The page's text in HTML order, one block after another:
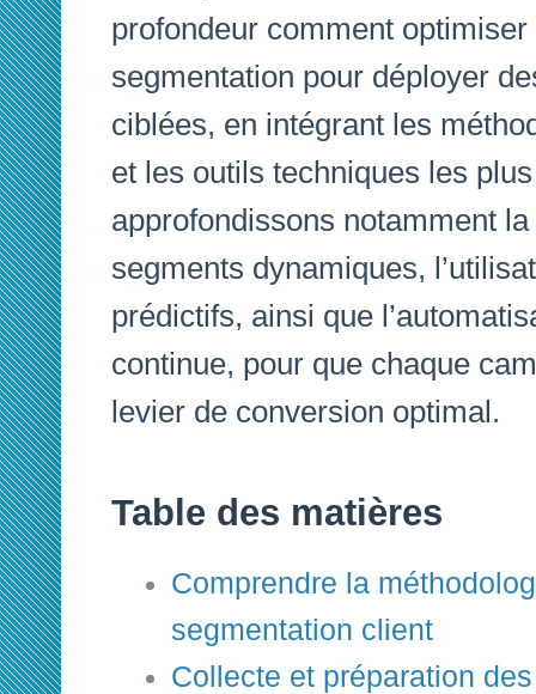
profondeur comment
segmentation pour déployer
ciblées, en intégrant les
et les outils techniques les
approfondissons notamment
segments dynamiques,
prédictifs, ainsi que
continue, pour que chaque
levier de conversion optimal.
Table des matières
Comprendre la
segmentation client
Collecte et préparation